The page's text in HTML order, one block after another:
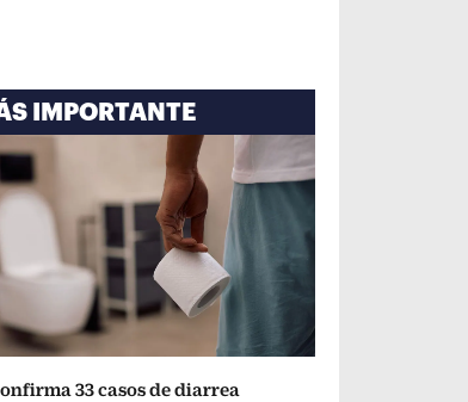
IMPORTANTE
33 casos de diarrea